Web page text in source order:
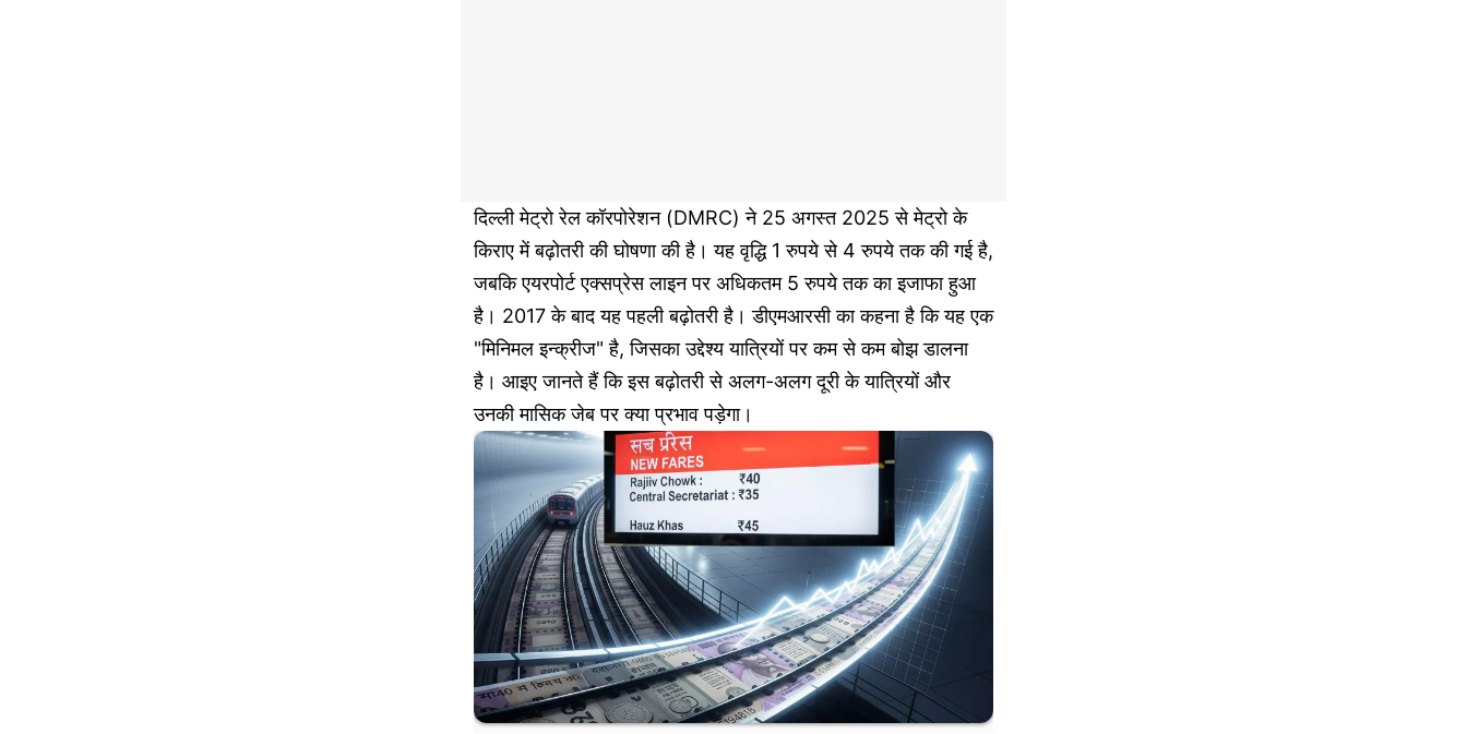
दिल्ली मेट्रो रेल कॉरपोरेशन (DMRC) ने 25 अगस्त 2025 से मेट्रो के
किराए में बढ़ोतरी की घोषणा की है। यह वृद्धि 1 रुपये से 4 रुपये तक की गई है,
जबकि एयरपोर्ट एक्सप्रेस लाइन पर अधिकतम 5 रुपये तक का इजाफा हुआ
है। 2017 के बाद यह पहली बढ़ोतरी है। डीएमआरसी का कहना है कि यह एक
"मिनिमल इन्क्रीज" है, जिसका उद्देश्य यात्रियों पर कम से कम बोझ डालना
है। आइए जानते हैं कि इस बढ़ोतरी से अलग-अलग दूरी के यात्रियों और
उनकी मासिक जेब पर क्या प्रभाव पड़ेगा।